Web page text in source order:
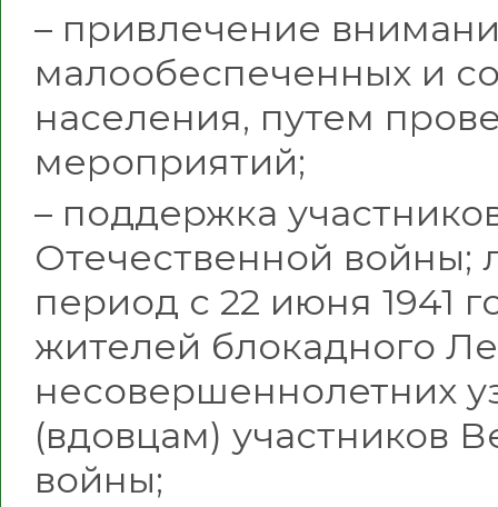
– привлечение
малообеспеченных и
населения, путем
мероприятий;
– поддержка
Отечественной войны;
период с 22 июня 1941
жителей блокадного
несовершеннолетних
(вдовцам) участников
войны;